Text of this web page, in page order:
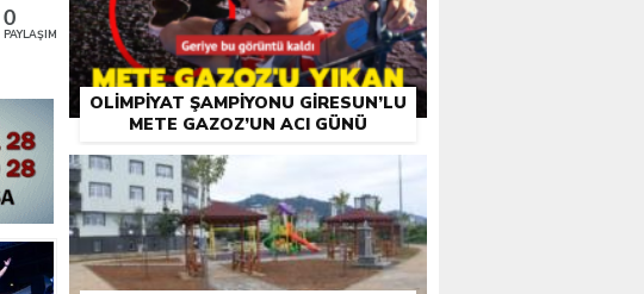
0
PAYLAŞIMLAR
OLIMPIYAT ŞAMPIYONU GIRESUN’LU
METE GAZOZ’UN ACI GÜNÜ